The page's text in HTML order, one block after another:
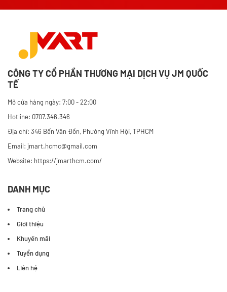
CÔNG TY CỔ PHẦN THƯƠNG MẠI DỊCH VỤ JM QUỐC
TẾ
Mở cửa hàng ngày: 7:00 - 22:00
Hotline: 0707.346.346
Địa chỉ: 346 Bến Vân Đồn, Phường Vĩnh Hội, TPHCM
Email: jmart.hcmc@gmail.com
Website: https://jmarthcm.com/
DANH MỤC
Trang chủ
Giới thiệu
Khuyến mãi
Tuyển dụng
Liên hệ